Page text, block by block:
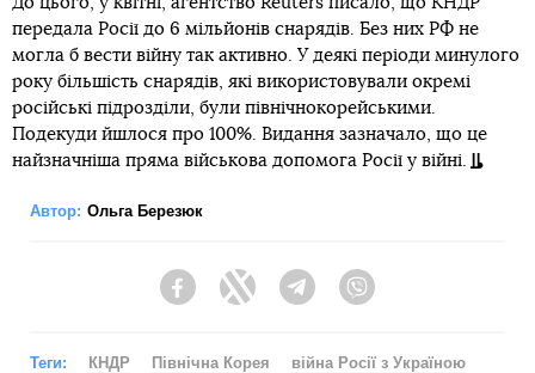
передала Росії до 6 мільйонів снарядів. Без них РФ не
могла б вести війну так активно. У деякі періоди минулого
року більшість снарядів, які використовували окремі
російські підрозділи, були північнокорейськими.
Подекуди йшлося про 100%. Видання зазначало, що це
найзначніша пряма військова допомога Росії у війні.
Автор: Ольга Березюк
FacebookTwitter Telegram
Теги: КНДР Північна Корея війна Росії з Україною